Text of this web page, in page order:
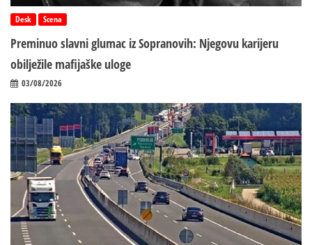
Desk Scena
Preminuo slavni glumac iz Sopranovih: Njegovu karijeru
obilježile mafijaške uloge
03/08/2026